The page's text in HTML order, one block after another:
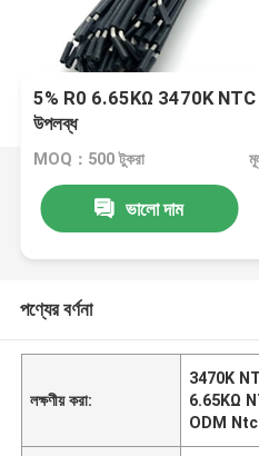
5% R0 6.65KΩ 3470K NTC
উপলব্ধ
MOQ：500 টুকরা
ভালো দাম
পণ্যের বর্ণনা
লক্ষণীয় করা:
3470K
6.65KΩ
ODM Ntc